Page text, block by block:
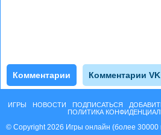
Комментарии Комментарии VK
ИГРЫ НОВОСТИ ПОДПИСАТЬСЯ
ПОЛИТИКА
© Copyright 2026 Игры онлайн (более 30000